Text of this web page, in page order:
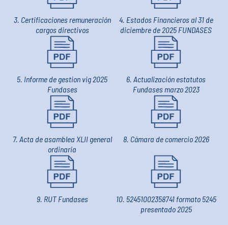
3. Certificaciones remuneración
cargos directivos
4. Estados Financieros al 31 de
diciembre de 2025 FUNDASES
5. Informe de gestion vig 2025
Fundases
6. Actualización estatutos
Fundases marzo 2023
7. Acta de asamblea XLII general
ordinaria
8. Cámara de comercio 2026
9. RUT Fundases
10. 52451002358741 formato 5245
presentado 2025